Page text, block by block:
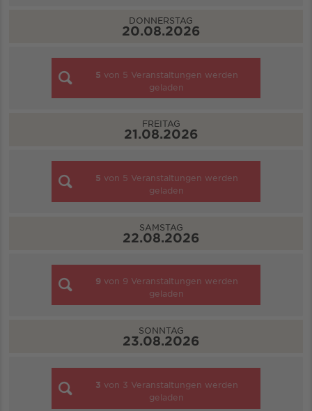
DONNERSTAG
20.08.2026
5 von 5 Veranstaltungen werden
geladen
FREITAG
21.08.2026
5 von 5 Veranstaltungen werden
geladen
SAMSTAG
22.08.2026
9 von 9 Veranstaltungen werden
geladen
SONNTAG
23.08.2026
3 von 3 Veranstaltungen werden
geladen